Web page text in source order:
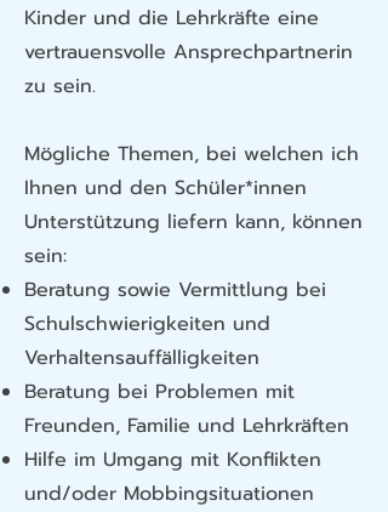
Kinder und die Lehrkräfte eine
vertrauensvolle Ansprechpartnerin
zu sein.
Mögliche Themen, bei welchen ich
Ihnen und den Schüler*innen
Unterstützung liefern kann, können
sein:
Beratung sowie Vermittlung bei
Schulschwierigkeiten und
Verhaltensauffälligkeiten
Beratung bei Problemen mit
Freunden, Familie und Lehrkräften
Hilfe im Umgang mit Konflikten
und/oder Mobbingsituationen